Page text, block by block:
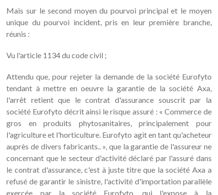
Mais sur le second moyen du pourvoi principal et le moyen
unique du pourvoi incident, pris en leur première branche,
réunis :
Vu l'article 1134 du code civil ;
Attendu que, pour rejeter la demande de la société Eurofyto
tendant à mettre en oeuvre la garantie de la société Axa,
l'arrêt retient que le contrat d'assurance souscrit par la
société Eurofyto décrit ainsi le risque assuré : « Commerce de
gros en produits phytosanitaires, principalement pour
l'agriculture et l'horticulture. Eurofyto agit en tant qu'acheteur
auprès de divers fabricants.. », que la garantie de l'assureur ne
concernant que le secteur d'activité déclaré par l'assuré dans
le contrat d'assurance, c'est à juste titre que la société Axa a
refusé de garantir le sinistre, l'activité d'importation parallèle
exercée par la société Eurofyto, qui l'expose à la